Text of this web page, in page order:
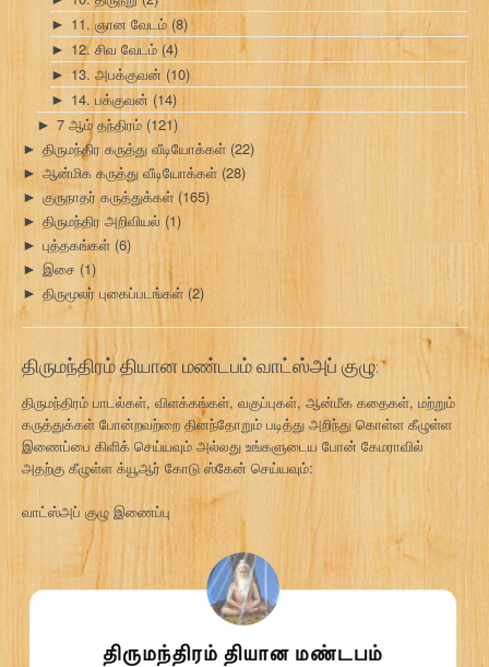
► 11. ஞான வேடம் (8)
► 12. சிவ வேடம் (4)
► 13. அபக்குவன் (10)
► 14. பக்குவன் (14)
► 7 ஆம் தந்திரம் (121)
► திருமந்திர கருத்து வீடியோக்கள் (22)
► ஆன்மிக கருத்து வீடியோக்கள் (28)
► குருநாதர் கருத்துக்கள் (165)
► திருமந்திர அறிவியல் (1)
► புத்தகங்கள் (6)
► இசை (1)
► திருமூலர் புகைப்படங்கள் (2)
திருமந்திரம் தியான மண்டபம் வாட்ஸ்அப் குழு:
திருமந்திரம் பாடல்கள், விளக்கங்கள், வகுப்புகள், ஆன்மீக கதைகள், மற்றும்
கருத்துக்கள் போன்றவற்றை தினந்தோறும் படித்து அறிந்து கொள்ள கீழுள்ள
இணைப்பை கிளிக் செய்யவும் அல்லது உங்களுடைய போன் கேமராவில்
அதற்கு கீழுள்ள க்யூஆர் கோடு ஸ்கேன் செய்யவும்:
வாட்ஸ்அப் குழு இணைப்பு